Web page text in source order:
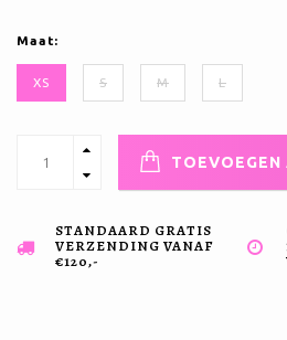
Maat:
XS S M L
TOEVOEGEN
STANDAARD GRATIS
VERZENDING VANAF
€120,-